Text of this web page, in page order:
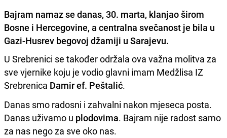
Bajram namaz se danas, 30. marta, klanjao širom
Bosne i Hercegovine, a centralna svečanost je bila u
Gazi-Husrev begovoj džamiji u Sarajevu.
U Srebrenici se također održala ova važna molitva za
sve vjernike koju je vodio glavni imam Medžlisa IZ
Srebrenica Damir ef. Peštalić.
Danas smo radosni i zahvalni nakon mjeseca posta.
Danas uživamo u plodovima. Bajram nije radost samo
za nas nego za sve oko nas.